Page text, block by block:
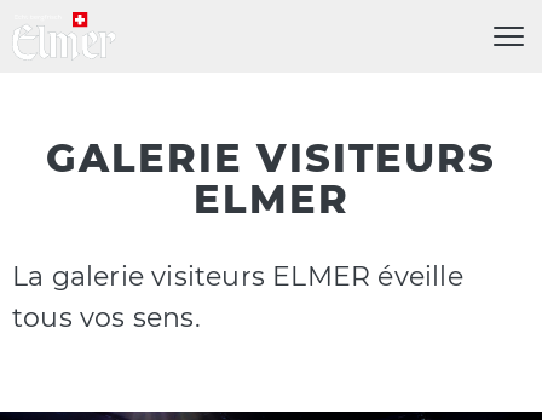
GALERIE VISITEURS
ELMER
La galerie visiteurs ELMER éveille
tous vos sens.